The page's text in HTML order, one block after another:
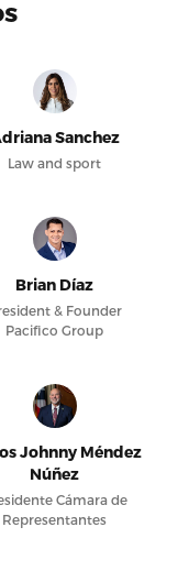
Sanchez
Law and sport
Brian Díaz
& Founder
Pacifico Group
Johnny Méndez
Núñez
Cámara de
Representantes